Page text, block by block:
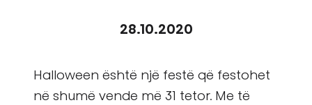
28.10.2020
Halloween është një festë që festohet
në shumë vende më 31 tetor. Me të